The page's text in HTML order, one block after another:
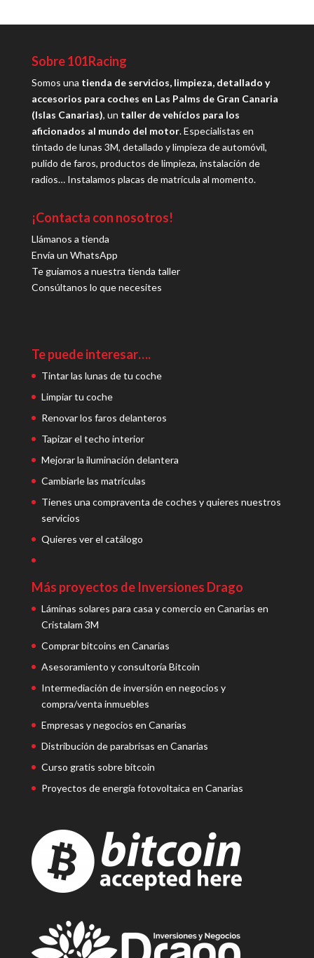
Sobre 101Racing
Somos una tienda de servicios, limpieza, detallado y
accesorios para coches en Las Palms de Gran Canaria
(Islas Canarias), un taller de vehíclos para los
aficionados al mundo del motor. Especialistas en
tintado de lunas 3M, detallado y limpieza de automóvil,
pulido de faros, productos de limpieza, instalación de
radios… Instalamos placas de matrícula al momento.
¡Contacta con nosotros!
Llámanos a tienda
Envía un WhatsApp
Te guiamos a nuestra tienda taller
Consúltanos lo que necesites
Te puede interesar….
Tintar las lunas de tu coche
Limpiar tu coche
Renovar los faros delanteros
Tapizar el techo interior
Mejorar la iluminación delantera
Cambiarle las matrículas
Tienes una compraventa de coches y quieres nuestros
servicios
Quieres ver el catálogo
Más proyectos de Inversiones Drago
Láminas solares para casa y comercio en Canarias en
Cristalam 3M
Comprar bitcoins en Canarias
Asesoramiento y consultoría Bitcoin
Intermediación de inversión en negocios y
compra/venta inmuebles
Empresas y negocios en Canarias
Distribución de parabrisas en Canarias
Curso gratis sobre bitcoin
Proyectos de energía fotovoltaica en Canarias